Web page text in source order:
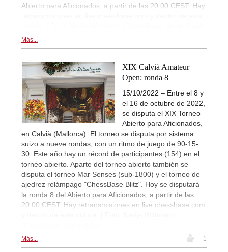
Abierto para Aficionados, a partir de las 20:00 CEST. Hay
Más...
XIX Calvià Amateur
Open: ronda 8
15/10/2022 – Entre el 8 y
el 16 de octubre de 2022,
se disputa el XIX Torneo
Abierto para Aficionados,
en Calvià (Mallorca). El torneo se disputa por sistema
suizo a nueve rondas, con un ritmo de juego de 90-15-
30. Este año hay un récord de participantes (154) en el
torneo abierto. Aparte del torneo abierto también se
disputa el torneo Mar Senses (sub-1800) y el torneo de
ajedrez relámpago "ChessBase Blitz". Hoy se disputará
la ronda 8 del Abierto para Aficionados, a partir de las
20:00 CEST. Hay retransmisiones en live.chessbase.com
Más... 1